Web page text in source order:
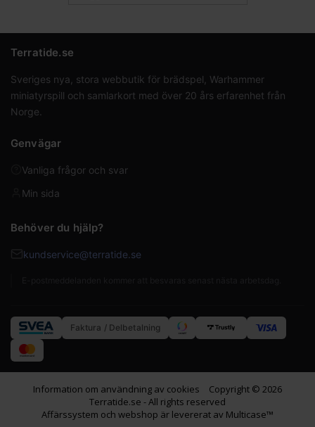
Terratide.se
Sveriges nya, stora webbutik för brädspel, Warhammer
miniatyrspill och samlarkort med över 20 års erfarenhet från
Norge.
Genvägar
Vanliga frågor och svar
Min sida
Behöver du hjälp?
kundservice@terratide.se
Faktura / Delbetalning
Information om användning av cookies
Copyright © 2026
Terratide.se - All rights reserved
Affärssystem och webshop är levererat av Multicase™